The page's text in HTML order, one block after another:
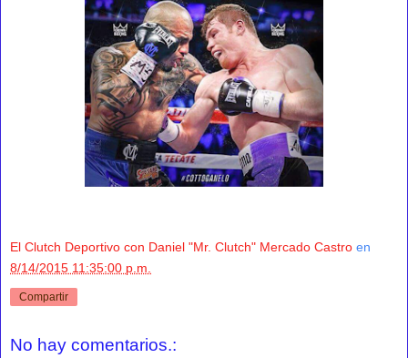
El Clutch Deportivo con Daniel "Mr. Clutch" Mercado Castro en
8/14/2015 11:35:00 p.m.
Compartir
No hay comentarios.: